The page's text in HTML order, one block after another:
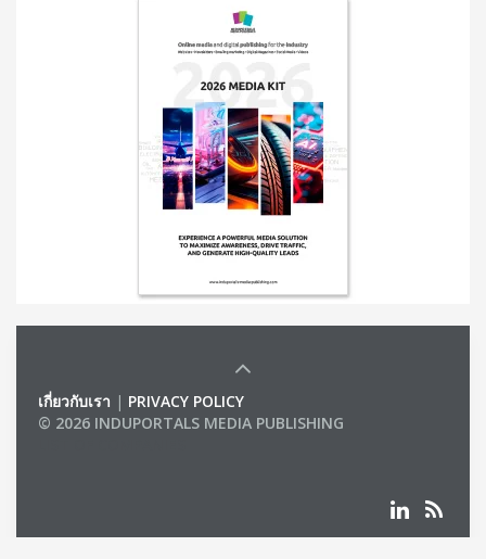
เกี่ยวกับเรา | PRIVACY POLICY
© 2026 INDUPORTALS MEDIA PUBLISHING